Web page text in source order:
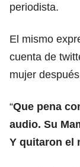
periodista.
El mismo
cuenta de
mujer
“Que pena
audio. Su
Y quitaron el